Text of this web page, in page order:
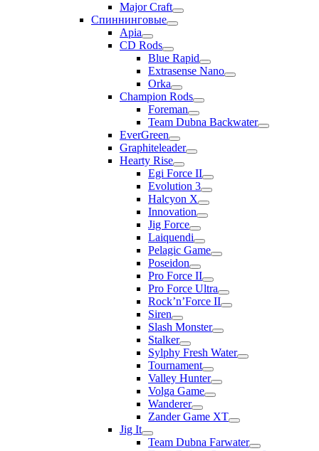
Major Craft
Спиннинговые
Apia
CD Rods
Blue Rapid
Extrasense Nano
Orka
Champion Rods
Foreman
Team Dubna Backwater
EverGreen
Graphiteleader
Hearty Rise
Egi Force II
Evolution 3
Halcyon X
Innovation
Jig Force
Laiquendi
Pelagic Game
Poseidon
Pro Force II
Pro Force Ultra
Rock’n’Force II
Siren
Slash Monster
Stalker
Sylphy Fresh Water
Tournament
Valley Hunter
Volga Game
Wanderer
Zander Game XT
Jig It
Team Dubna Farwater